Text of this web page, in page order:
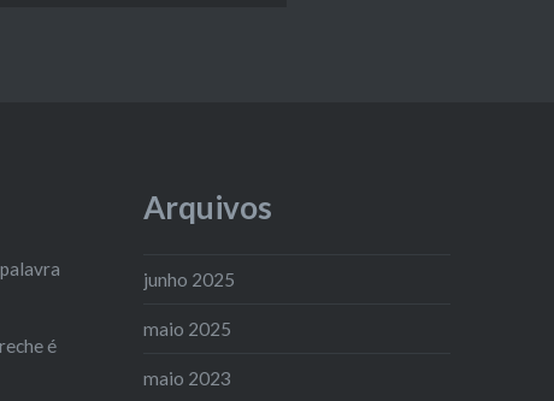
é
Arquivos
junho 2025
maio 2025
maio 2023